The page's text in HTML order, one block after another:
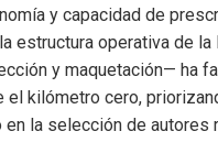
y capacidad de
estructura operativa de
y maquetación— ha
kilómetro cero,
la selección de autores